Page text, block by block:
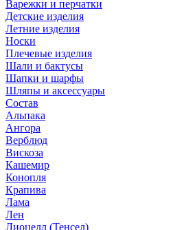
Варежки и перчатки
Детские изделия
Летние изделия
Носки
Плечевые изделия
Шали и бактусы
Шапки и шарфы
Шляпы и аксессуары
Состав
Альпака
Ангора
Верблюд
Вискоза
Кашемир
Конопля
Крапива
Лама
Лен
Лиоцелл (Тенсел)